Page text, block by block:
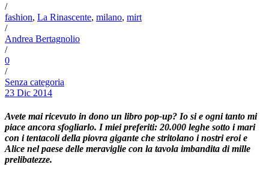
/
fashion, La Rinascente, milano, mirt
/
Andrea Bertagnolio
/
0
/
Senza categoria
23 Dic 2014
Avete mai ricevuto in dono un libro pop-up? Io si e ogni tanto mi
piace ancora sfogliarlo. I miei preferiti: 20.000 leghe sotto i mari
con i tentacoli della piovra gigante che stritolano i nostri eroi e
Alice nel paese delle meraviglie con la tavola imbandita di mille
prelibatezze.